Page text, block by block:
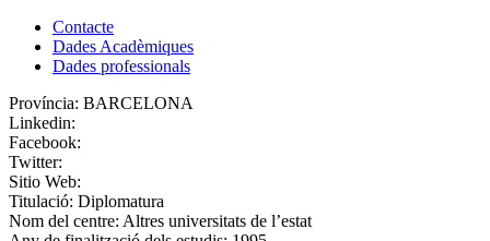
Contacte
Dades Acadèmiques
Dades professionals
Província: BARCELONA
Linkedin:
Facebook:
Twitter:
Sitio Web:
Titulació: Diplomatura
Nom del centre: Altres universitats de l’estat